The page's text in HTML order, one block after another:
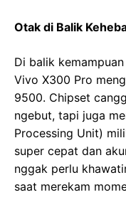
Otak di Balik
Di balik
Vivo X300 Pro
9500. Chipset
ngebut, tapi juga
Processing Unit)
super cepat dan
nggak perlu
saat merekam